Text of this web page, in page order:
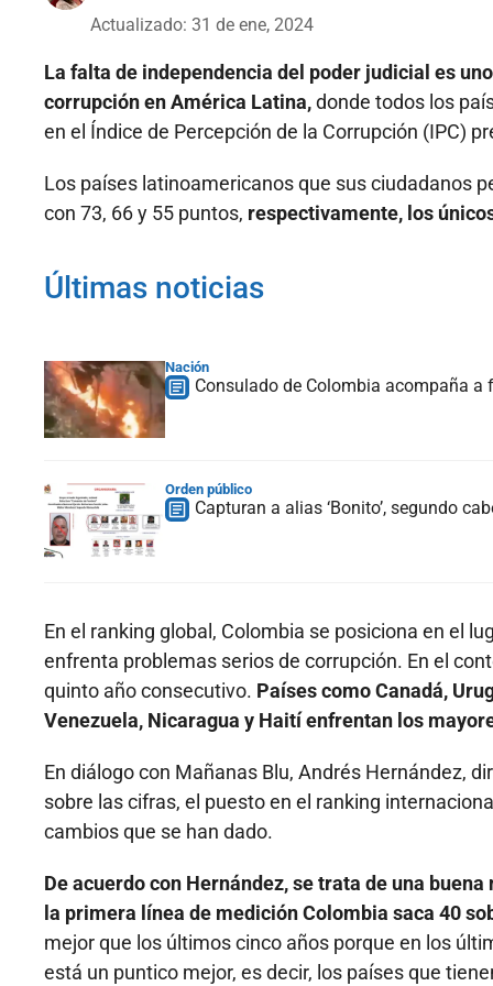
Actualizado: 31 de ene, 2024
La falta de independencia del poder judicial es
corrupción en América Latina,donde todos los
en el Índice de Percepción de la Corrupción (IPC)
Los países latinoamericanos que sus ciudadanos
con 73, 66 y 55 puntos, respectivamente, los
Últimas noticias
Nación
Consulado de Colombia acompaña a
Orden público
Capturan a alias ‘Bonito’, segundo
En el ranking global, Colombia se posiciona en el
enfrenta problemas serios de corrupción. En el
quinto año consecutivo. Países como Canadá,
Venezuela, Nicaragua y Haití enfrentan los
En diálogo con Mañanas Blu, Andrés Hernández,
sobre las cifras, el puesto en el ranking
cambios que se han dado.
De acuerdo con Hernández, se trata de una
la primera línea de medición Colombia saca 40
mejor que los últimos cinco años porque en los
está un puntico mejor, es decir, los países que